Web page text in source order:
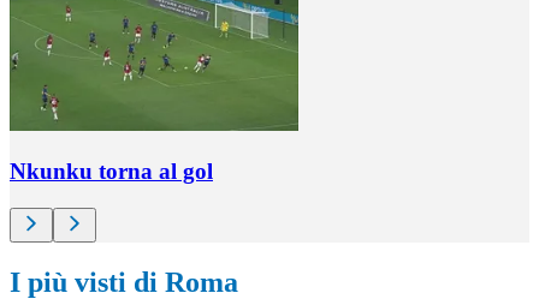
Nkunku torna al gol
I più visti di Roma